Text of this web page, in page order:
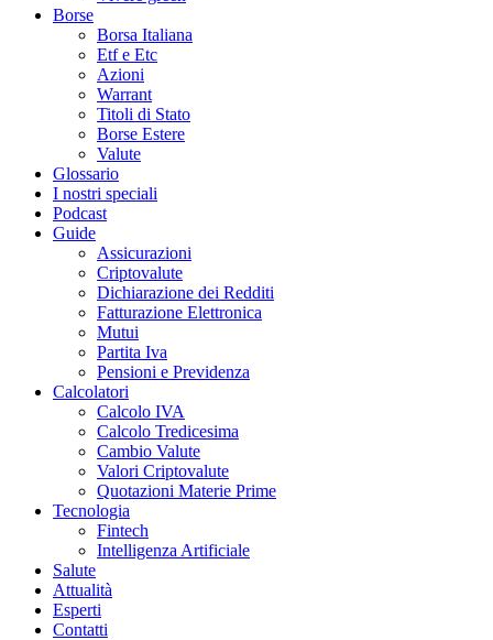
Borse
Borsa Italiana
Etf e Etc
Azioni
Warrant
Titoli di Stato
Borse Estere
Valute
Glossario
I nostri speciali
Podcast
Guide
Assicurazioni
Criptovalute
Dichiarazione dei Redditi
Fatturazione Elettronica
Mutui
Partita Iva
Pensioni e Previdenza
Calcolatori
Calcolo IVA
Calcolo Tredicesima
Cambio Valute
Valori Criptovalute
Quotazioni Materie Prime
Tecnologia
Fintech
Intelligenza Artificiale
Salute
Attualità
Esperti
Contatti